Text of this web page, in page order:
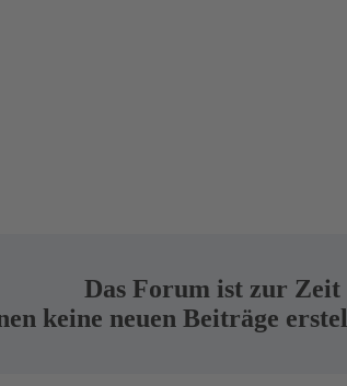
Das Forum ist zur
keine neuen Beiträge